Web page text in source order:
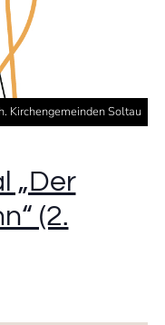
Kirchengemeinden Soltau
„Der
(2.